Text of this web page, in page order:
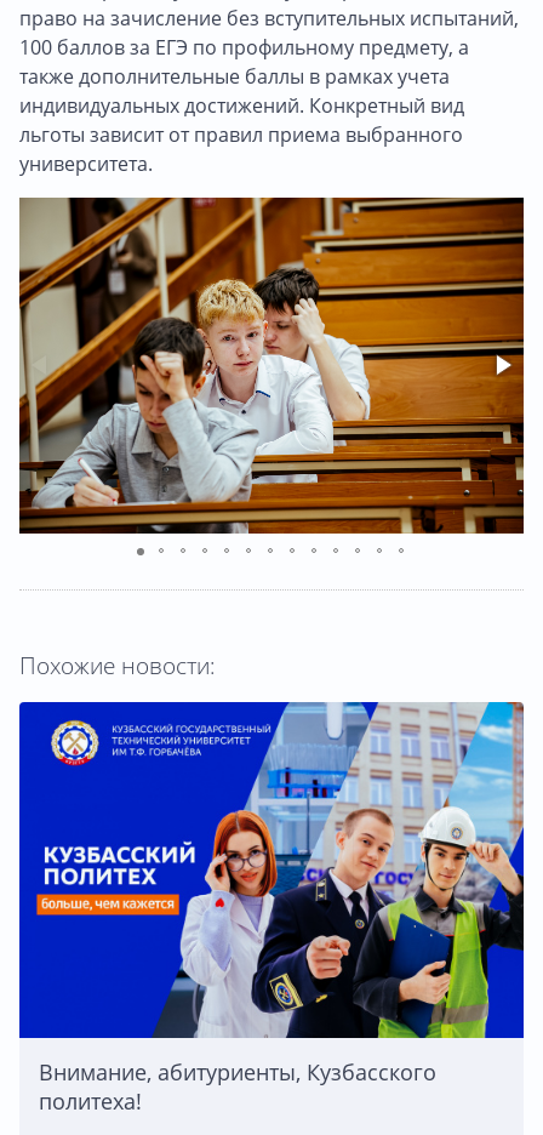
право на зачисление без вступительных испытаний,
100 баллов за ЕГЭ по профильному предмету, а
также дополнительные баллы в рамках учета
индивидуальных достижений. Конкретный вид
льготы зависит от правил приема выбранного
университета.
Похожие новости:
Внимание, абитуриенты, Кузбасского
политеха!